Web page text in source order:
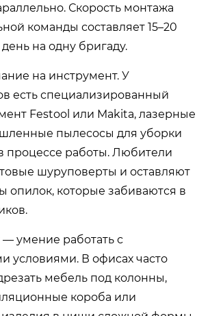
Скорость монтажа
команды составляет 15–20
на одну бригаду.
на инструмент. У
есть специализированный
Festool или Makita, лазерные
пылесосы для уборки
процессе работы. Любители
шуруповерты и оставляют
опилок, которые забиваются в
умение работать с
условиями. В офисах часто
мебель под колонны,
короба или